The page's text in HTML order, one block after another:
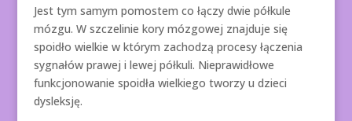
Jest tym samym pomostem co łączy dwie półkule
mózgu. W szczelinie kory mózgowej znajduje się
spoidło wielkie w którym zachodzą procesy łączenia
sygnałów prawej i lewej półkuli. Nieprawidłowe
funkcjonowanie spoidła wielkiego tworzy u dzieci
dysleksję.